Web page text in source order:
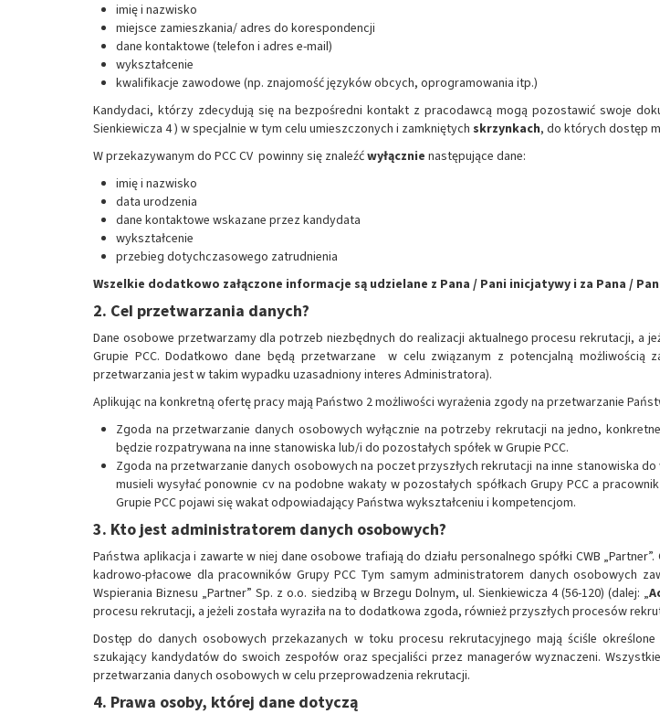
imię i nazwisko
miejsce zamieszkania/ adres do korespondencji
dane kontaktowe (telefon i adres e-mail)
wykształcenie
kwalifikacje zawodowe (np. znajomość języków obcych, oprogramowania itp.)
Kandydaci, którzy zdecydują się na bezpośredni kontakt z pracodawcą mogą pozostawić swoje
Sienkiewicza 4 ) w specjalnie w tym celu umieszczonych i zamkniętych skrzynkach, do których dostęp
W przekazywanym do PCC CV powinny się znaleźćwyłącznie następujące dane:
imię i nazwisko
data urodzenia
dane kontaktowe wskazane przez kandydata
wykształcenie
przebieg dotychczasowego zatrudnienia
Wszelkie dodatkowo załączone informacje są udzielane z Pana / Pani inicjatywy i za Pana /
2. Cel przetwarzania danych?
Dane osobowe przetwarzamy dla potrzeb niezbędnych do realizacji aktualnego procesu rekrutacji, a
Grupie PCC. Dodatkowo dane będą przetwarzane w celu związanym z potencjalną
przetwarzania jest w takim wypadku uzasadniony interes Administratora).
Aplikując na konkretną ofertę pracy mają Państwo 2 możliwości wyrażenia zgody na przetwarzanie
Zgoda na przetwarzanie danych osobowych wyłącznie na potrzeby rekrutacji na jedno,
będzie rozpatrywana na inne stanowiska lub/i do pozostałych spółek w Grupie PCC.
Zgoda na przetwarzanie danych osobowych na poczet przyszłych rekrutacji na inne stanowiska
musieli wysyłać ponownie cv na podobne wakaty w pozostałych spółkach Grupy PCC a
Grupie PCC pojawi się wakat odpowiadający Państwa wykształceniu i kompetencjom.
3. Kto jest administratorem danych osobowych?
Państwa aplikacja i zawarte w niej dane osobowe trafiają do działu personalnego spółki CWB
kadrowo-płacowe dla pracowników Grupy PCC Tym samym administratorem danych
Wspierania Biznesu „Partner” Sp. z o.o. siedzibą w Brzegu Dolnym, ul. Sienkiewicza 4 (56-120) (dalej: „
procesu rekrutacji, a jeżeli została wyraziła na to dodatkowa zgoda, również przyszłych procesów
Dostęp do danych osobowych przekazanych w toku procesu rekrutacyjnego mają ściśle
szukający kandydatów do swoich zespołów oraz specjaliści przez managerów wyznaczeni.
przetwarzania danych osobowych w celu przeprowadzenia rekrutacji.
4. Prawa osoby, której dane dotyczą